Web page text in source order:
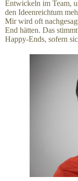
Entwickeln im Team,
den Ideenreichtum
Mir wird oft
End hätten. Das
Happy-Ends, sofern